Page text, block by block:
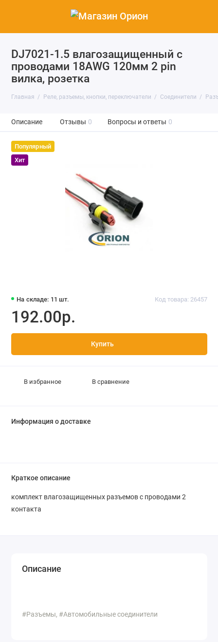
DJ7021-1.5 влагозащищенный с
проводами 18AWG 120мм 2 pin
вилка, розетка
Главная Реле, разъемы, кнопки, переключатели Соединители
Описание Отзывы 0 Вопросы и ответы 0
Популярный
Хит
На складе: 11 шт. Код товара: 26457
192.00р.
Купить
В избранное В сравнение
Информация о доставке
Краткое описание
комплект влагозащищенных разъемов с проводами 2
контакта
Описание
#Разъемы, #Автомобильные соединители